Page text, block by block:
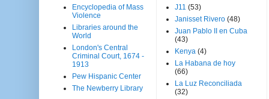
Encyclopedia of Mass
Violence
Libraries around the
World
London's Central
Criminal Court, 1674 -
1913
Pew Hispanic Center
The Newberry Library
J11 (53)
Janisset Rivero (48)
Juan Pablo II en Cuba
(43)
Kenya (4)
La Habana de hoy
(66)
La Luz Reconciliada
(32)